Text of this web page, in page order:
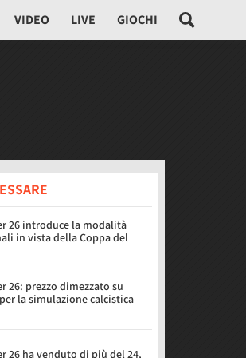
VIDEO LIVE GIOCHI
26 introduce la modalità
in vista della Coppa del
26: prezzo dimezzato su
la simulazione calcistica
26 ha venduto di più del 24,